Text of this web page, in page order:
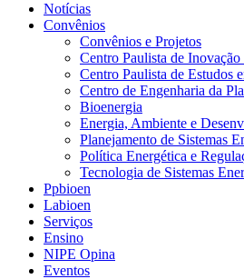
Notícias
Convênios
Convênios e Projetos
Centro Paulista de
Centro Paulista de Estudos
Centro de Engenharia da
Bioenergia
Energia, Ambiente e
Planejamento de Sistemas
Política Energética e
Tecnologia de Sistemas
Ppbioen
Labioen
Serviços
Ensino
NIPE Opina
Eventos